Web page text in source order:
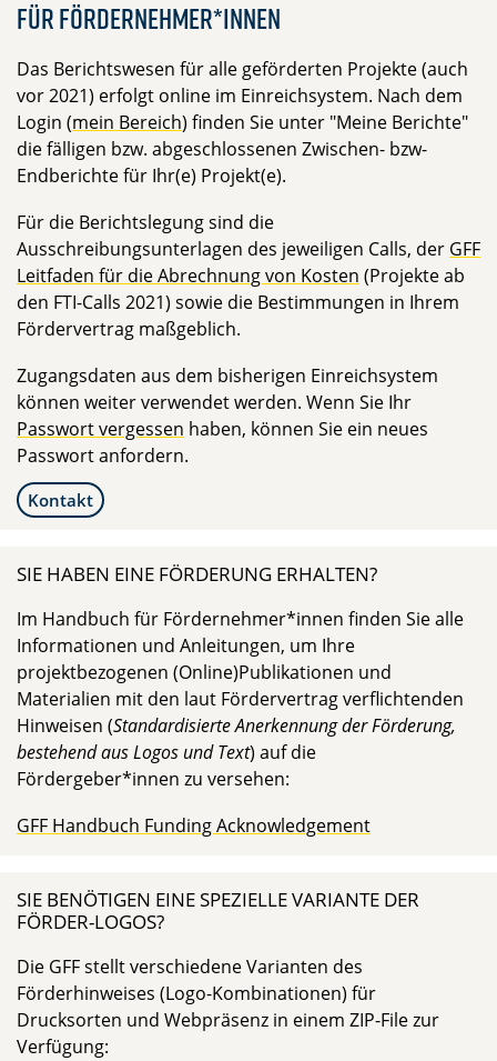
Für Fördernehmer*innen
Das Berichtswesen für alle geförderten Projekte (auch
vor 2021) erfolgt online im Einreichsystem. Nach dem
Login (mein Bereich) finden Sie unter "Meine Berichte"
die fälligen bzw. abgeschlossenen Zwischen- bzw-
Endberichte für Ihr(e) Projekt(e).
Für die Berichtslegung sind die
Ausschreibungsunterlagen des jeweiligen Calls, der GFF
Leitfaden für die Abrechnung von Kosten (Projekte ab
den FTI-Calls 2021) sowie die Bestimmungen in Ihrem
Fördervertrag maßgeblich.
Zugangsdaten aus dem bisherigen Einreichsystem
können weiter verwendet werden. Wenn Sie Ihr
Passwort vergessen haben, können Sie ein neues
Passwort anfordern.
Kontakt
SIE HABEN EINE FÖRDERUNG ERHALTEN?
Im Handbuch für Fördernehmer*innen finden Sie alle
Informationen und Anleitungen, um Ihre
projektbezogenen (Online)Publikationen und
Materialien mit den laut Fördervertrag verflichtenden
Hinweisen (Standardisierte Anerkennung der Förderung,
bestehend aus Logos und Text) auf die
Fördergeber*innen zu versehen:
GFF Handbuch Funding Acknowledgement
SIE BENÖTIGEN EINE SPEZIELLE VARIANTE DER
FÖRDER-LOGOS?
Die GFF stellt verschiedene Varianten des
Förderhinweises (Logo-Kombinationen) für
Drucksorten und Webpräsenz in einem ZIP-File zur
Verfügung: